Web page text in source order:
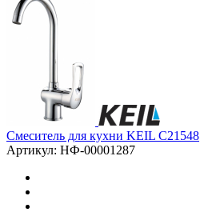
Смеситель для кухни KEIL C21548
Артикул: НФ-00001287